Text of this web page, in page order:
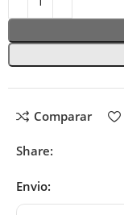
Comparar
Share:
Envio: